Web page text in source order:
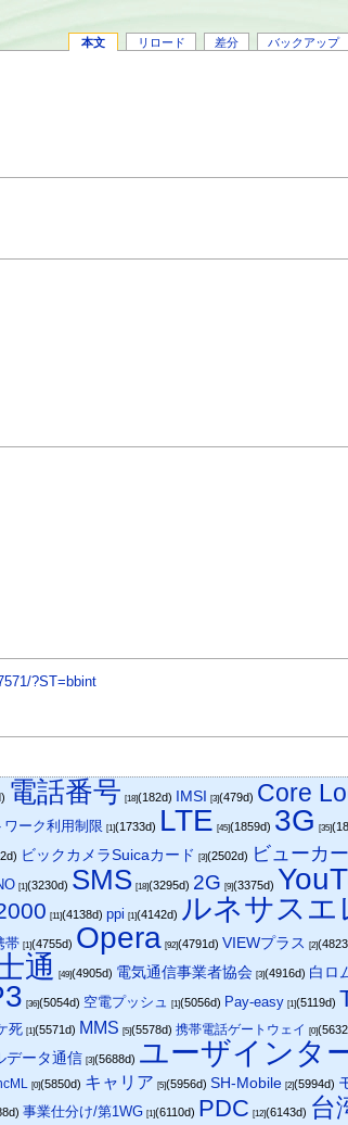
本文 リロード 差分 バックアップ
?ST=bbint
電話番号 [18](182d) IMSI [3](479d) Core
ワーク利用制限 [1](1733d) LTE [45](1859d) 3G [35]
ビックカメラSuicaカード [3](2502d) ビューカ
[1](3230d) SMS [18](3295d) 2G [9](3375d)
[11](4138d)ppi [1](4142d) ルネサスエ
帯 [1](4755d) Opera [92](4791d)VIEWプラス [2]
通 [49](4905d) 電気通信事業者協会 [3](4916d) 白ロ
[36](5054d) 空電プッシュ [1](5056d) Pay-easy [1](5119d)
死 [1](5571d) MMS [5](5578d)携帯電話ゲートウェイ [0]
データ通信 [3](5688d) ユーザインタ
[0](5850d) キャリア [5](5956d)SH-Mobile [2](5994d)
事業仕分け/第1WG [1](6110d) PDC [12](6143d) 台